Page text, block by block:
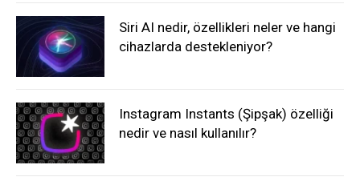
Siri AI nedir, özellikleri neler ve hangi
cihazlarda destekleniyor?
Instagram Instants (Şipşak) özelliği
nedir ve nasıl kullanılır?